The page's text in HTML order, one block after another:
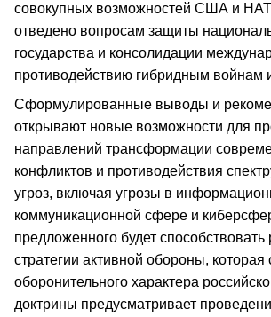
совокупных возможностей США и
отведено вопросам защиты
государства и консолидации
противодействию гибридным войнам
Сформулированные выводы и
открывают новые возможности для
направлений трансформации
конфликтов и противодействия
угроз, включая угрозы в
коммуникационной сфере и
предложенного будет способствовать
стратегии активной обороны, которая
оборонительного характера
доктрины предусматривает